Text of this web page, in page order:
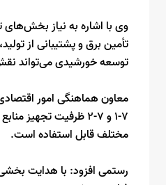
وی با اشاره به نیاز بخش‌های
توسعه خورشیدی می‌تواند نقش
معاون هماهنگی امور
مختلف قابل استفاده است.
رستمی افزود: با هدایت